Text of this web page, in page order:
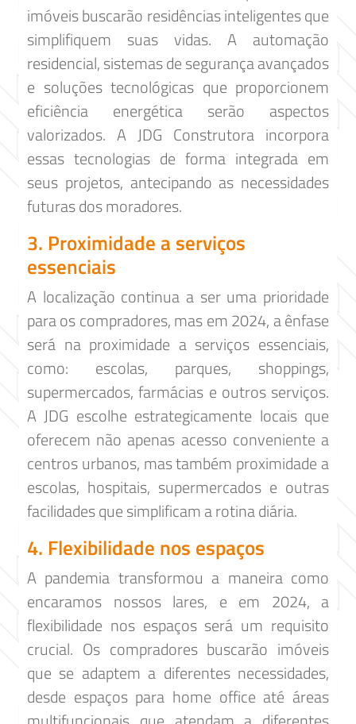
imóveis buscarão residências inteligentes que
simplifiquem suas vidas. A automação
residencial, sistemas de segurança avançados
e soluções tecnológicas que proporcionem
eficiência energética serão aspectos
valorizados. A JDG Construtora incorpora
essas tecnologias de forma integrada em
seus projetos, antecipando as necessidades
futuras dos moradores.
3. Proximidade a serviços
essenciais
A localização continua a ser uma prioridade
para os compradores, mas em 2024, a ênfase
será na proximidade a serviços essenciais,
como: escolas, parques, shoppings,
supermercados, farmácias e outros serviços.
A JDG escolhe estrategicamente locais que
oferecem não apenas acesso conveniente a
centros urbanos, mas também proximidade a
escolas, hospitais, supermercados e outras
facilidades que simplificam a rotina diária.
4. Flexibilidade nos espaços
A pandemia transformou a maneira como
encaramos nossos lares, e em 2024, a
flexibilidade nos espaços será um requisito
crucial. Os compradores buscarão imóveis
que se adaptem a diferentes necessidades,
desde espaços para home office até áreas